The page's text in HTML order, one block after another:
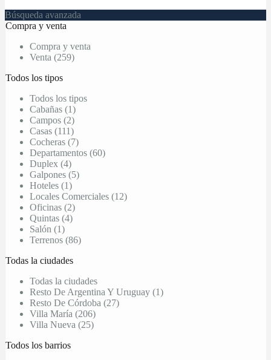
Búsqueda avanzada
Compra y venta
Compra y venta
Venta (259)
Todos los tipos
Todos los tipos
Cabañas (1)
Campos (2)
Casas (111)
Cocheras (7)
Departamentos (60)
Duplex (4)
Galpones (5)
Hoteles (1)
Locales Comerciales (12)
Oficinas (2)
Quintas (4)
Salón (1)
Terrenos (86)
Todas la ciudades
Todas la ciudades
Resto De Argentina Y Uruguay (1)
Resto De Córdoba (27)
Villa María (206)
Villa Nueva (25)
Todos los barrios